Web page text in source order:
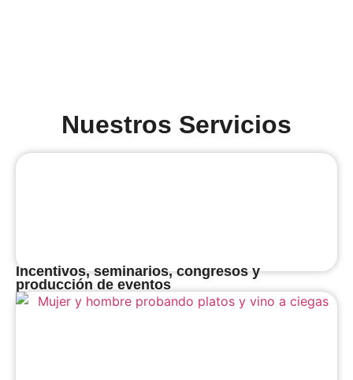
Nuestros Servicios
Incentivos, seminarios, congresos y
producción de eventos